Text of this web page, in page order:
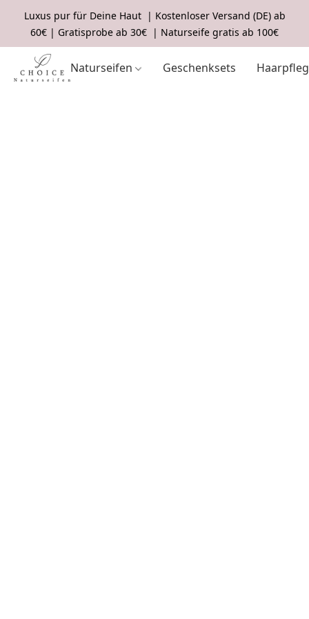
Luxus pur für Deine Haut | Kostenloser Versand (DE) ab
60€ | Gratisprobe ab 30€ | Naturseife gratis ab 100€
Naturseifen Geschenksets